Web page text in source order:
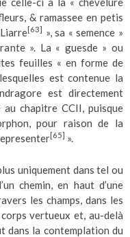
& ramassee en petis
[63]
», sa « semence »
». La « guesde » ou
feuilles « en forme de
est contenue la
est directement
chapitre CCII, puisque
pour raison de la
[65] ».
uniquement dans tel ou
chemin, en haut d’une
les champs, dans les
vertueux et, au-delà
dans la contemplation du